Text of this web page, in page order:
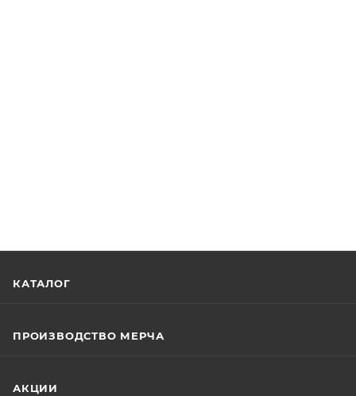
КАТАЛОГ
ПРОИЗВОДСТВО МЕРЧА
АКЦИИ